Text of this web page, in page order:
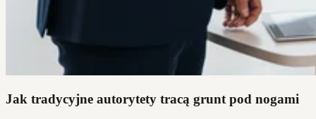
Jak tradycyjne autorytety tracą grunt pod nogami